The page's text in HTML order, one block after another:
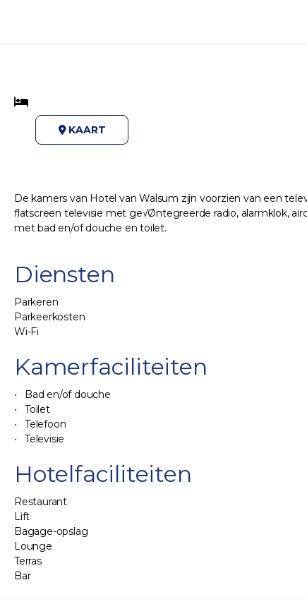
KAART
De kamers van Hotel van Walsum zijn voorzien van een
flatscreen televisie met ge√Øntegreerde radio, alarmklok,
met bad en/of douche en toilet.
Diensten
Parkeren
Parkeerkosten
Wi-Fi
Kamerfaciliteiten
Bad en/of douche
Toilet
Telefoon
Televisie
Hotelfaciliteiten
Restaurant
Lift
Bagage-opslag
Lounge
Terras
Bar